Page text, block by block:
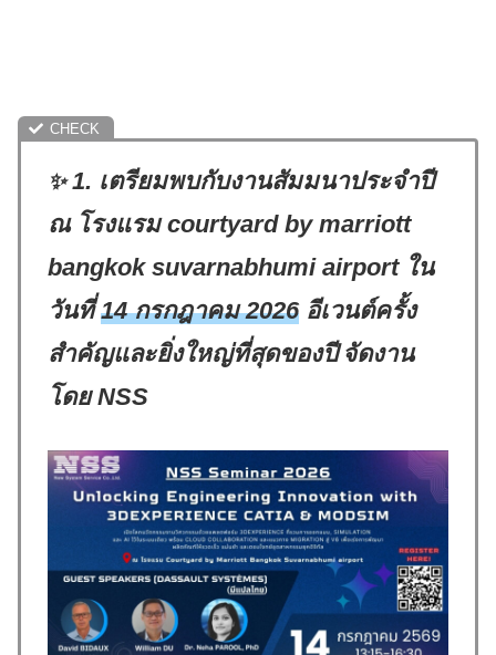
✨1. เตรียมพบกับงานสัมมนาประจำปี
ณ โรงแรม courtyard by marriott
bangkok suvarnabhumi airport ใน
วันที่14 กรกฎาคม2026 อีเวนต์ครั้ง
สำคัญและยิ่งใหญ่ที่สุดของปี จัดงาน
โดย NSS